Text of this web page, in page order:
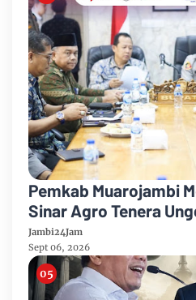
Pemkab Muarojambi
Sinar Agro Tenera
Sipin Teluk Duren
Jambi24Jam
Sept 06, 2026